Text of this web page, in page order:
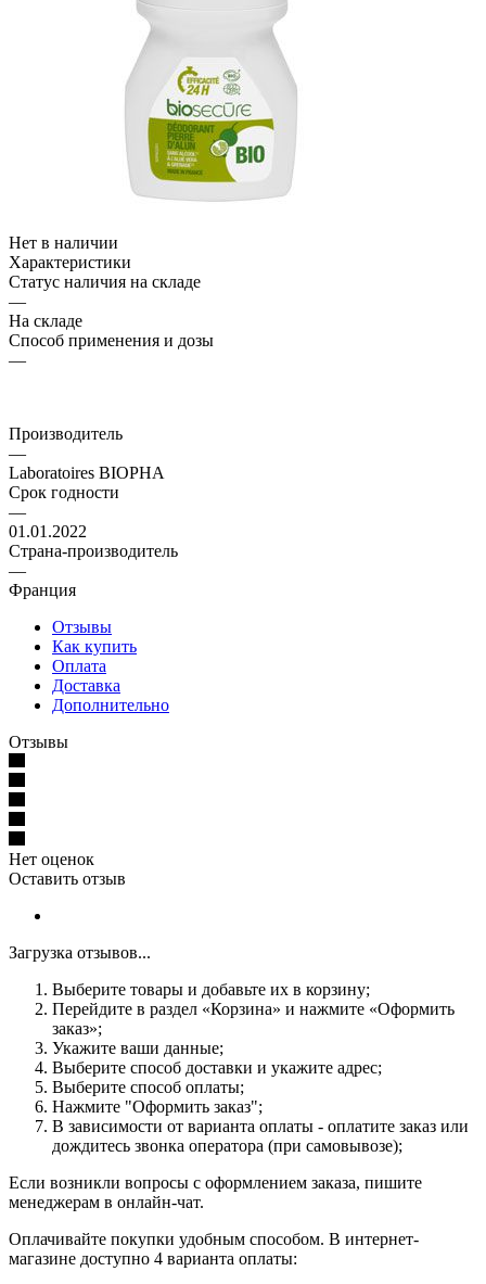
Нет в наличии
Характеристики
Статус наличия на складе
—
На складе
Способ применения и дозы
—
Производитель
—
Laboratoires BIOPHA
Срок годности
—
01.01.2022
Страна-производитель
—
Франция
Отзывы
Как купить
Оплата
Доставка
Дополнительно
Отзывы
Нет оценок
Оставить отзыв
Загрузка отзывов...
Выберите товары и добавьте их в корзину;
Перейдите в раздел «Корзина» и нажмите «Оформить
заказ»;
Укажите ваши данные;
Выберите способ доставки и укажите адрес;
Выберите способ оплаты;
Нажмите "Оформить заказ";
В зависимости от варианта оплаты - оплатите заказ или
дождитесь звонка оператора (при самовывозе);
Если возникли вопросы с оформлением заказа, пишите
менеджерам в онлайн-чат.
Оплачивайте покупки удобным способом. В интернет-
магазине доступно 4 варианта оплаты: